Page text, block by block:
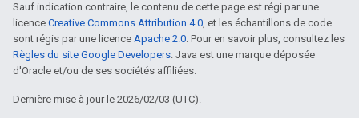
Sauf indication contraire, le contenu de cette page est régi par une
licence Creative Commons Attribution 4.0, et les échantillons de code
sont régis par une licence Apache 2.0. Pour en savoir plus, consultez les
Règles du site Google Developers. Java est une marque déposée
d'Oracle et/ou de ses sociétés affiliées.
Dernière mise à jour le 2026/02/03 (UTC).